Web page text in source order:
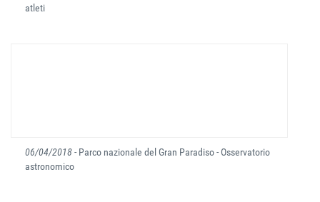
atleti
06/04/2018- Parco nazionale del Gran Paradiso - Osservatorio
astronomico